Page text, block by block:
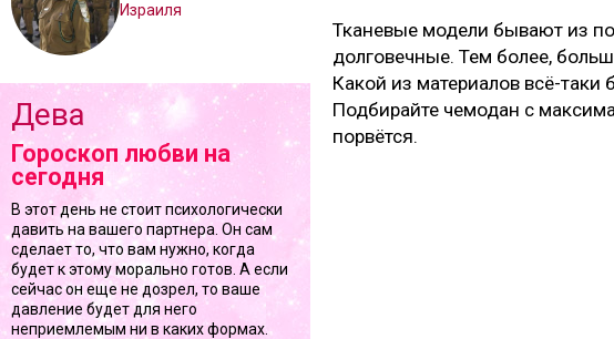
Израиля
Дева
Гороскоп любви на
сегодня
В этот день не стоит психологически
давить на вашего партнера. Он сам
сделает то, что вам нужно, когда
будет к этому морально готов. А если
сейчас он еще не дозрел, то ваше
давление будет для него
неприемлемым ни в каких формах.
Тканевые модели бывают из
долговечные. Тем более,
Какой из материалов всё-таки
Подбирайте чемодан с
порвётся.